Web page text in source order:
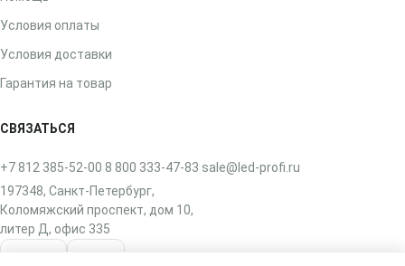
Условия оплаты
Условия доставки
Гарантия на товар
СВЯЗАТЬСЯ
+7 812 385-52-00 8 800 333-47-83 sale@led-profi.ru
197348, Санкт-Петербург,
Коломяжский проспект, дом 10,
литер Д, офис 335